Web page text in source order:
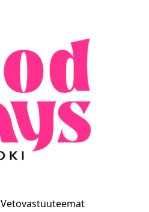
Vetovastuuteemat